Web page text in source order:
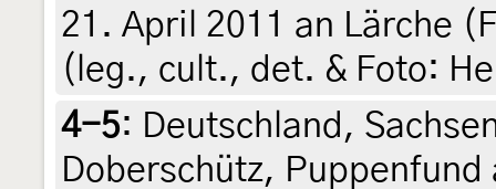
21. April 2011 an Lärche
(leg., cult., det. & Foto:
4-5: Deutschland,
Doberschütz,